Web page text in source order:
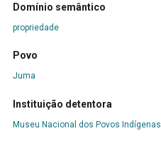
Domínio semântico
propriedade
Povo
Juma
Instituição detentora
Museu Nacional dos Povos Indígenas